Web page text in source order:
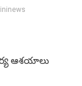
ఆశయాలు